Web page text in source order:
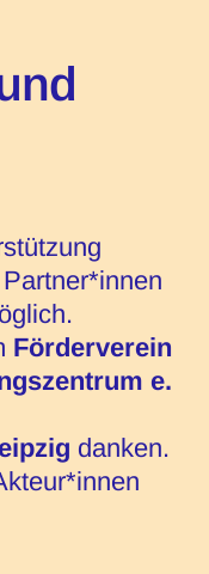
Förderverein
e.
danken.